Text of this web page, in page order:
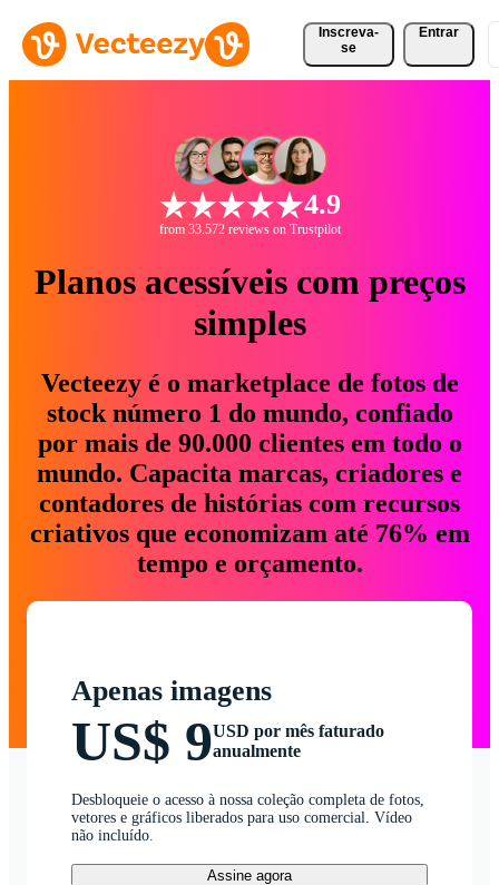
Inscreva-
se
Entrar
4.9
from 33.572 reviews on Trustpilot
Planos acessíveis com preços
simples
Vecteezy é o marketplace de fotos de
stock número 1 do mundo, confiado
por mais de 90.000 clientes em todo o
mundo. Capacita marcas, criadores e
contadores de histórias com recursos
criativos que economizam até 76% em
tempo e orçamento.
Apenas imagens
US$ 9USD por mês faturado
anualmente
Desbloqueie o acesso à nossa coleção completa de fotos,
vetores e gráficos liberados para uso comercial. Vídeo
não incluído.
Assine agora